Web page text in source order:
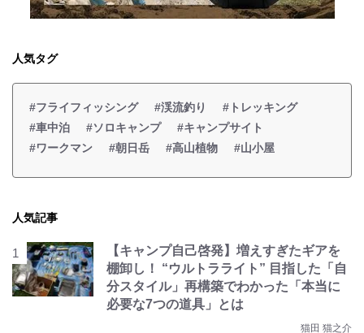
人気タグ
#フライフィッシング #渓流釣り
#トレッキング
#車中泊
#ソロキャンプ
#キャンプサイト
#ワークマン
#朝日岳 #高山植物 #山小屋
人気記事
【キャンプ自己啓発】増えすぎたギアを
棚卸し！ “ウルトラライト” 目指した「自
分スタイル」再構築でわかった「本当に
必要な7つの道具」とは
猫田 猫之介